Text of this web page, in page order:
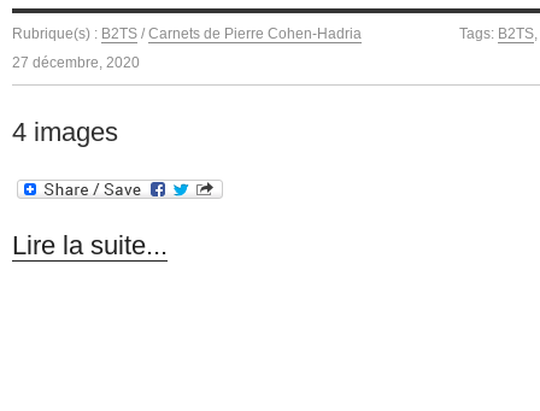
Rubrique(s) : B2TS / Carnets de Pierre Cohen-Hadria Tags: B2TS,
27 décembre, 2020
4 images
Lire la suite...